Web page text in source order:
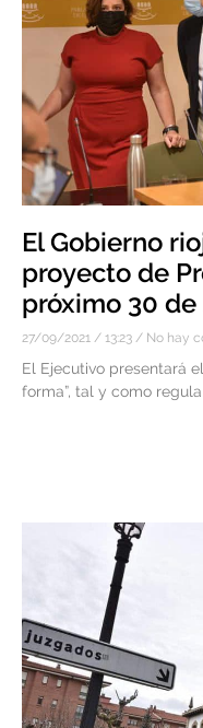
El Gobierno
proyecto de
próximo 30
27/09/2021 13:23 No hay
El Ejecutivo presentará
forma”, tal y como